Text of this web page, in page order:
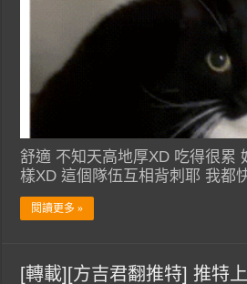
舒適 不知天高地厚XD 吃得很累
樣XD 這個隊伍互相背刺耶 我都
閱讀更多 »
[轉載][方吉君翻推特] 推特